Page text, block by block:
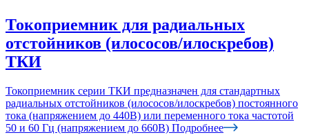
Токоприемник для радиальных
отстойников (илососов/илоскребов)
ТКИ
Токоприемник серии ТКИ предназначен для стандартных
радиальных отстойников (илососов/илоскребов) постоянного
тока (напряжением до 440В) или переменного тока частотой
50 и 60 Гц (напряжением до 660В) Подробнее